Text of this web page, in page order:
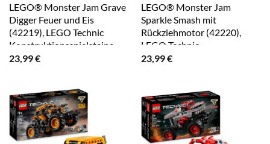
LEGO® Monster Jam Grave
Digger Feuer und Eis
(42219), LEGO Technic
Konstruktionsspielsteine,
(263 St)
23,99€
LEGO® Monster Jam
Sparkle Smash mit
Rückziehmotor (42220),
LEGO Technic
Konstruktionsspielsteine,
23,99€